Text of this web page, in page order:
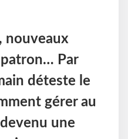
nouveaux
Par
déteste le
gérer au
une